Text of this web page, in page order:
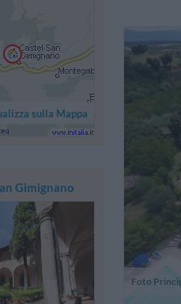
Foto
sulla Mappa
Gimignano